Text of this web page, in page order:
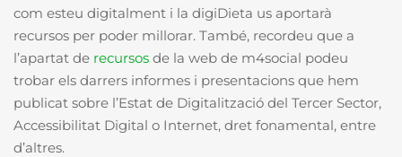
com esteu digitalment i la digiDieta us aportarà
recursos per poder millorar. També, recordeu que a
l’apartat de recursos de la web de m4social podeu
trobar els darrers informes i presentacions que hem
publicat sobre l’Estat de Digitalització del Tercer Sector,
Accessibilitat Digital o Internet, dret fonamental, entre
d’altres.